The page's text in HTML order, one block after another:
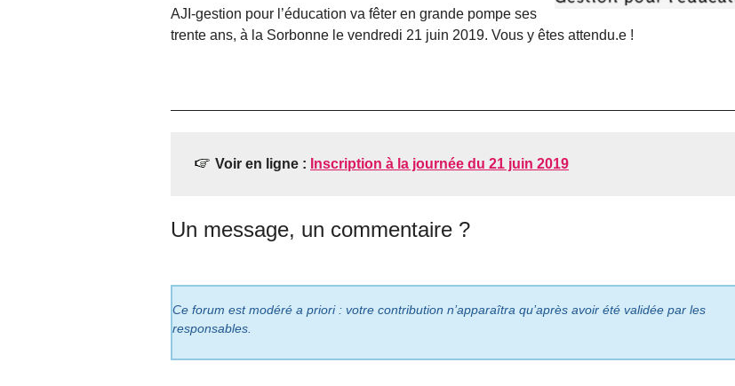
AJI-gestion pour l’éducation va fêter en grande pompe ses
trente ans, à la Sorbonne le vendredi 21 juin 2019. Vous y êtes attendu.e !
Voir en ligne : Inscription à la journée du 21 juin 2019
Un message, un commentaire ?
Ce forum est modéré a priori : votre contribution n’apparaîtra qu’après avoir été validée par les
responsables.